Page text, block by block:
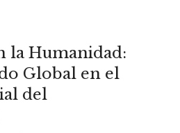
la Humanidad:
Global en el
del